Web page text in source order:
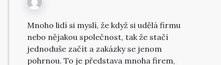
Mnoho lidí si myslí, že když si udělá firmu
nebo nějakou společnost, tak že stačí
jednoduše začít a zakázky se jenom
pohrnou. To je představa mnoha firem,